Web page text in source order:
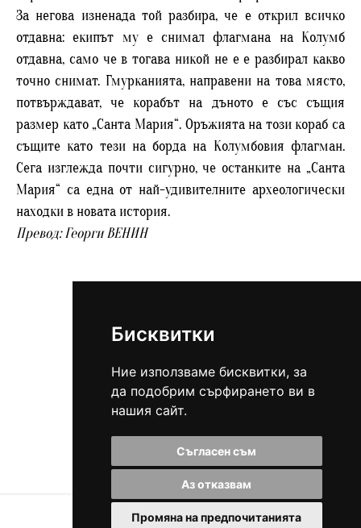
Бисквитки
Ние използваме бисквитки, за
да подобрим сърфирането ви в
нашия сайт.
Съгласен съм
Аз отказвам
Промяна на предпочитанията
За негова изненада той разбира, че е открил всичко
отдавна: екипът му е снимал флагмана на Колумб
отдавна, само че в тогава никой не е е разбирал какво
точно снимат. Гмурканията, направени на това място,
потвърждават, че корабът на дъното е със същия
размер като „Санта Мария“. Оръжията на този кораб са
същите като тези на борда на Колумбовия флагман.
Сега изглежда почти сигурно, че останките на „Санта
Мария“ са една от най-удивителните археологически
находки в новата история.
Превод: Георги ВЕНИН
Виж всички статии